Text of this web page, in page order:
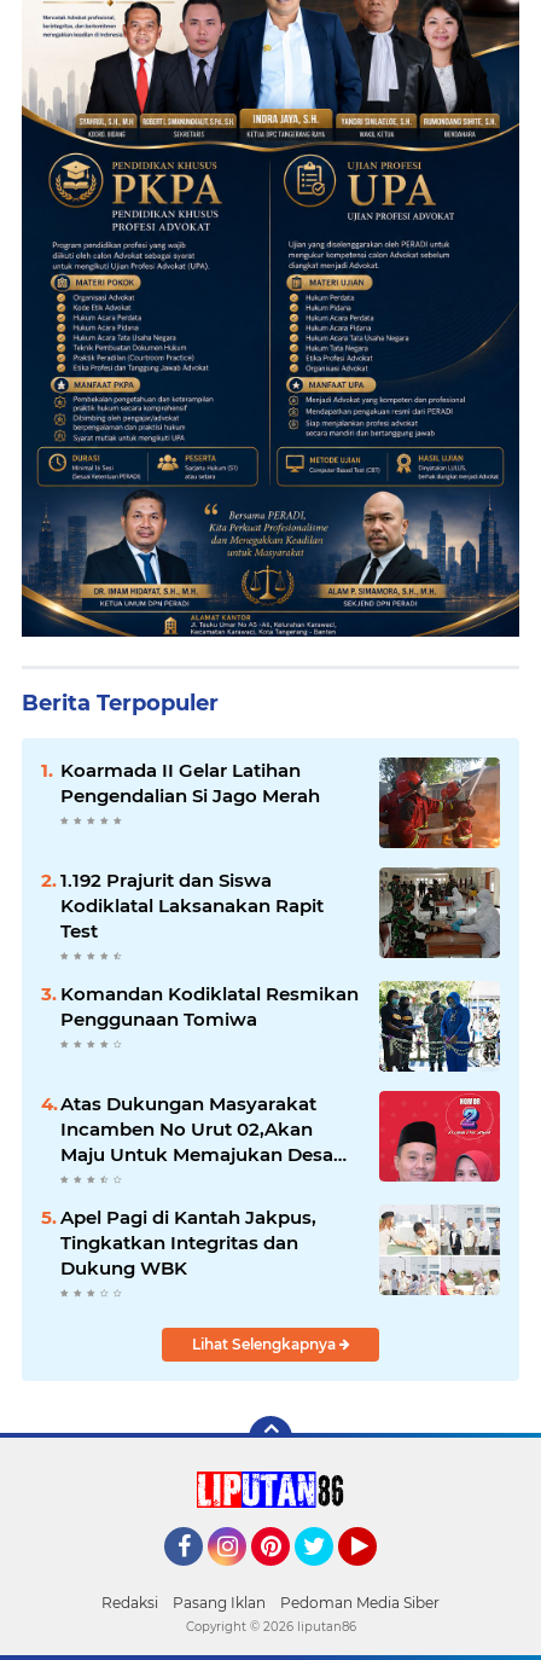
Berita Terpopuler
Koarmada II Gelar Latihan
Pengendalian Si Jago Merah
1.192 Prajurit dan Siswa
Kodiklatal Laksanakan Rapit
Test
Komandan Kodiklatal Resmikan
Penggunaan Tomiwa
Atas Dukungan Masyarakat
Incamben No Urut 02,Akan
Maju Untuk Memajukan Desa
Tegal Kunir Kidul
Apel Pagi di Kantah Jakpus,
Tingkatkan Integritas dan
Dukung WBK
Lihat Selengkapnya
Redaksi Pasang Iklan Pedoman Media Siber
Copyright © 2026 liputan86